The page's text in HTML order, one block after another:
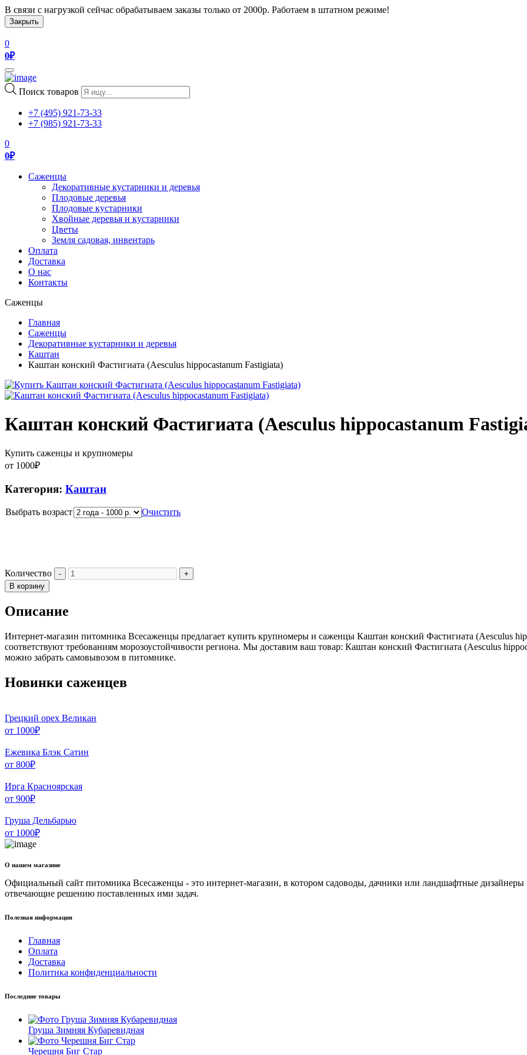
В связи с нагрузкой сейчас обрабатываем заказы только от 2000р. Работаем в штатном режиме!
Закрыть
0
0₽
Toggle
navigation
Поиск товаров
+7 (495) 921-73-33
+7 (985) 921-73-33
0
0₽
Саженцы
Декоративные кустарники и деревья
Плодовые деревья
Плодовые кустарники
Хвойные деревья и кустарники
Цветы
Земля садовая, инвентарь
Оплата
Доставка
О нас
Контакты
Саженцы
Главная
Саженцы
Декоративные кустарники и деревья
Каштан
Каштан конский Фастигиата (Aesculus hippocastanum Fastigiata)
Каштан конский Фастигиата (Aesculus hippocastanum
Купить саженцы и крупномеры
от 1000₽
Категория: Каштан
Выбрать возраст Очистить
Количество
В корзину
Описание
Интернет-магазин питомника Всесаженцы предлагает купить крупномеры и саженцы Каштан конский Фастигиата (Aesculus
соответствуют требованиям морозоустойчивости региона. Мы доставим ваш товар: Каштан конский Фастигиата (Aesculus
можно забрать самовывозом в питомнике.
Новинки саженцев
Грецкий орех Великан
от 1000₽
Ежевика Блэк Сатин
от 800₽
Ирга Красноярская
от 900₽
Груша Дельбарью
от 1000₽
О нашем магазине
Официальный сайт питомника Всесаженцы - это интернет-магазин, в котором садоводы, дачники или ландшафтные
отвечающие решению поставленных ими задач.
Полезная информация
Главная
Оплата
Доставка
Политика конфиденциальности
Последние товары
Груша Зимняя Кубаревидная
Черешня Биг Стар